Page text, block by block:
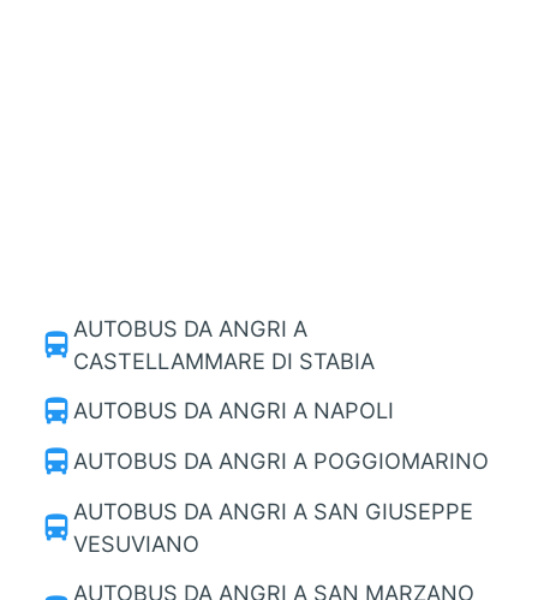
directions_bus AUTOBUS DA ANGRI A
CASTELLAMMARE DI STABIA
directions_bus AUTOBUS DA ANGRI A NAPOLI
directions_bus AUTOBUS DA ANGRI A POGGIOMARINO
directions_bus AUTOBUS DA ANGRI A SAN GIUSEPPE
VESUVIANO
AUTOBUS DA ANGRI A SAN MARZANO